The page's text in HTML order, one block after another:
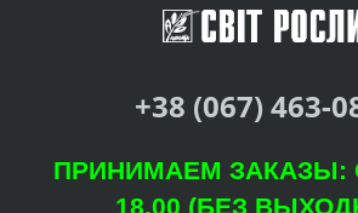
+38 (067) 463-
ПРИНИМАЕМ ЗАКАЗЫ:
18.00 (БЕЗ